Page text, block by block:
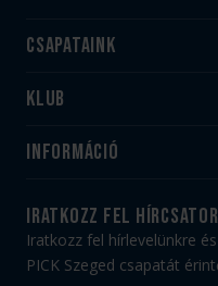
Csapataink
Felnőtt
Utánpótlás
Klub
#HandballFamily
Munkatársaink
PICK Aréna
Sajtóakkreditáció
Információ
Jegy- és bérletvásárlás
Webshop
iratkozz fel
Iratkozz fel hírlevelünkre
PICK Szeged csapatát